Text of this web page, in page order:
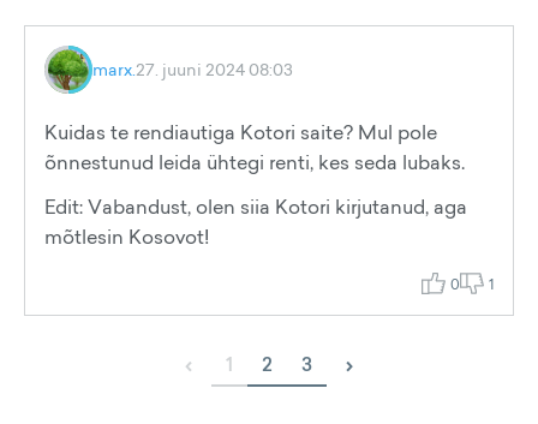
marx.27. juuni 2024 08:03
Kuidas te rendiautiga Kotori saite? Mul pole
õnnestunud leida ühtegi renti, kes seda lubaks.
Edit: Vabandust, olen siia Kotori kirjutanud, aga
mõtlesin Kosovot!
0 1
‹ 1 2 3 ›